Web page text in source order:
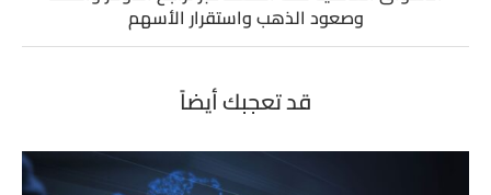
وصعود الذهب واستقرار الأسهم
قد تعجبك أيضاً